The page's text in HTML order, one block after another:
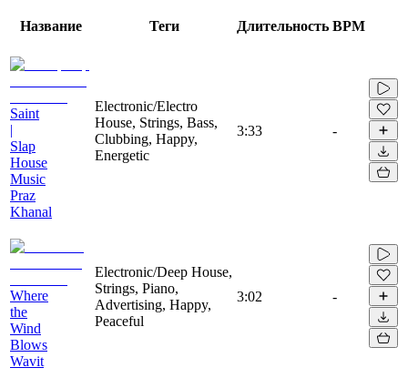
Название Теги Длительность BPM
Saint
|
Slap
House
Music
Praz
Khanal
Electronic/Electro
House, Strings, Bass,
Clubbing, Happy,
Energetic
3:33 -
Where
the
Wind
Blows
Wavit
Electronic/Deep House,
Strings, Piano,
Advertising, Happy,
Peaceful
3:02 -